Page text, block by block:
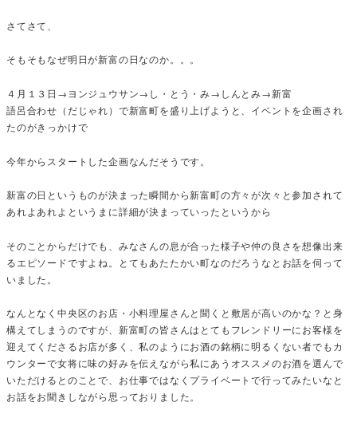
さてさて、
そもそもなぜ明日が新富の日なのか。。。
４月１３日→ヨンジュウサン→し・とう・み→しんとみ→新富
語呂合わせ（だじゃれ）で新富町を盛り上げようと、イベントを企画され
たのがきっかけで
今年からスタートした企画なんだそうです。
新富の日というものが決まった瞬間から新富町の方々が次々と参加されて
あれよあれよというまに詳細が決まっていったというから
そのことからだけでも、みなさんの息が合った様子や仲の良さを想像出来
るエピソードですよね。とてもあたたかい町なのだろうなとお話を伺って
いました。
なんとなく中央区のお店・小料理屋さんと聞くと敷居が高いのかな？と身
構えてしまうのですが、新富町の皆さんはとてもフレンドリーにお客様を
迎えてくださるお店が多く、私のようにお酒の銘柄に明るくない者でもカ
ウンターで女将に味の好みを伝えながら私にあうオススメのお酒を選んで
いただけるとのことで、お仕事ではなくプライベートで行ってみたいなと
お話をお聞きしながら思っておりました。